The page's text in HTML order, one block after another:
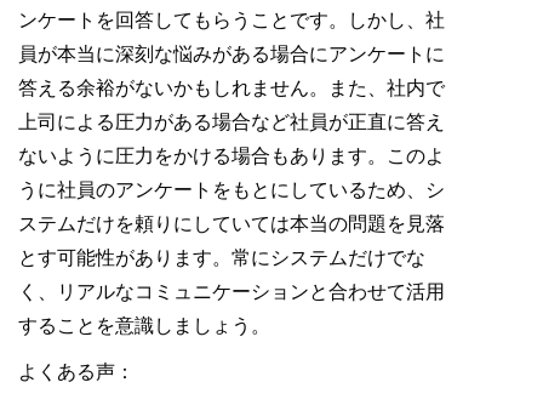
ンケートを回答してもらうことです。しかし、社
員が本当に深刻な悩みがある場合にアンケートに
答える余裕がないかもしれません。また、社内で
上司による圧力がある場合など社員が正直に答え
ないように圧力をかける場合もあります。このよ
うに社員のアンケートをもとにしているため、シ
ステムだけを頼りにしていては本当の問題を見落
とす可能性があります。常にシステムだけでな
く、リアルなコミュニケーションと合わせて活用
することを意識しましょう。
よくある声：